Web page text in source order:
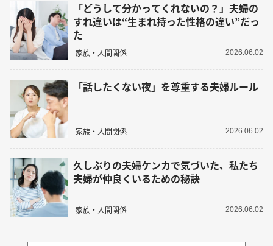
「どうして分かってくれないの？」夫婦の
すれ違いは“生まれ持った性格の違い”だっ
た
家族・人間関係 2026.06.02
「話したくない夜」を尊重する夫婦ルール
家族・人間関係 2026.06.02
久しぶりの夫婦ケンカで気づいた、私たち
夫婦が仲良くいるための秘訣
家族・人間関係 2026.06.02